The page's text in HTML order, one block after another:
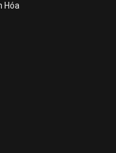
Hóa